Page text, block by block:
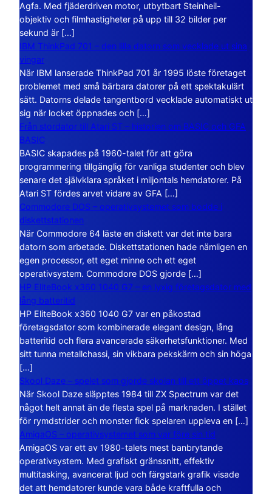
Agfa. Med fjäderdriven motor, utbytbart Steinheil-
objektiv och filmhastigheter på upp till 32 bilder per
sekund är […]
IBM ThinkPad 701 – den lilla datorn som vecklade ut sina
vingar
När IBM lanserade ThinkPad 701 år 1995 löste företaget
problemet med små bärbara datorer på ett spektakulärt
sätt. Datorns delade tangentbord vecklade automatiskt ut
sig när locket öppnades och […]
Från stordator till Atari ST – historien om BASIC och GFA
BASIC
BASIC skapades på 1960-talet för att göra
programmering tillgänglig för vanliga studenter och blev
senare det självklara språket i miljontals hemdatorer. På
Atari ST fördes arvet vidare av GFA […]
Commodore DOS – operativsystemet som bodde i
diskettstationen
När Commodore 64 läste en diskett var det inte bara
datorn som arbetade. Diskettstationen hade nämligen en
egen processor, ett eget minne och ett eget
operativsystem. Commodore DOS gjorde […]
HP EliteBook x360 1040 G7 – en lyxig företagsdator med
lång batteritid
HP EliteBook x360 1040 G7 var en påkostad
företagsdator som kombinerade elegant design, lång
batteritid och flera avancerade säkerhetsfunktioner. Med
sitt tunna metallchassi, sin vikbara pekskärm och sin höga
[…]
Skool Daze – spelet som gjorde skolan till ett öppet kaos
När Skool Daze släpptes 1984 till ZX Spectrum var det
något helt annat än de flesta spel på marknaden. I stället
för rymdstrider och monster fick spelaren uppleva en […]
AmigaOS – operativsystemet som var före sin tid
AmigaOS var ett av 1980-talets mest banbrytande
operativsystem. Med grafiskt gränssnitt, effektiv
multitasking, avancerat ljud och färgstark grafik visade
det att hemdatorer kunde vara både kraftfulla och